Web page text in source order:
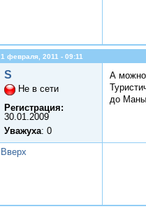
1 февраля, 2011 - 09:11
S
Не в сети
Регистрация:
30.01.2009
Уважуха: 0
А можно
до Маны
Вверх